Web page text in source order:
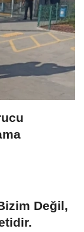
Değil,